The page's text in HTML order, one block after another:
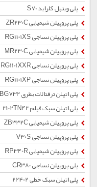
پلی وینیل کلراید S70
پلی پروپیلن شیمیایی ZR230C
پلی پروپیلن نساجی RG1101XS
پلی پروپیلن شیمیایی MR230C
پلی پروپیلن نساجی RG1101XXR
پلی پروپیلن نساجی RG1101XP
پلی اتیلن ترفتالات بطری BG732
پلی اتیلن سبک فیلم 2102TN42
پلی پروپیلن شیمیایی ZB332C
پلی پروپیلن نساجی V30S
پلی پروپیلن شیمیایی RP340R
پلی پروپیلن نساجی CR380
پلی اتیلن سبک خطی 22402